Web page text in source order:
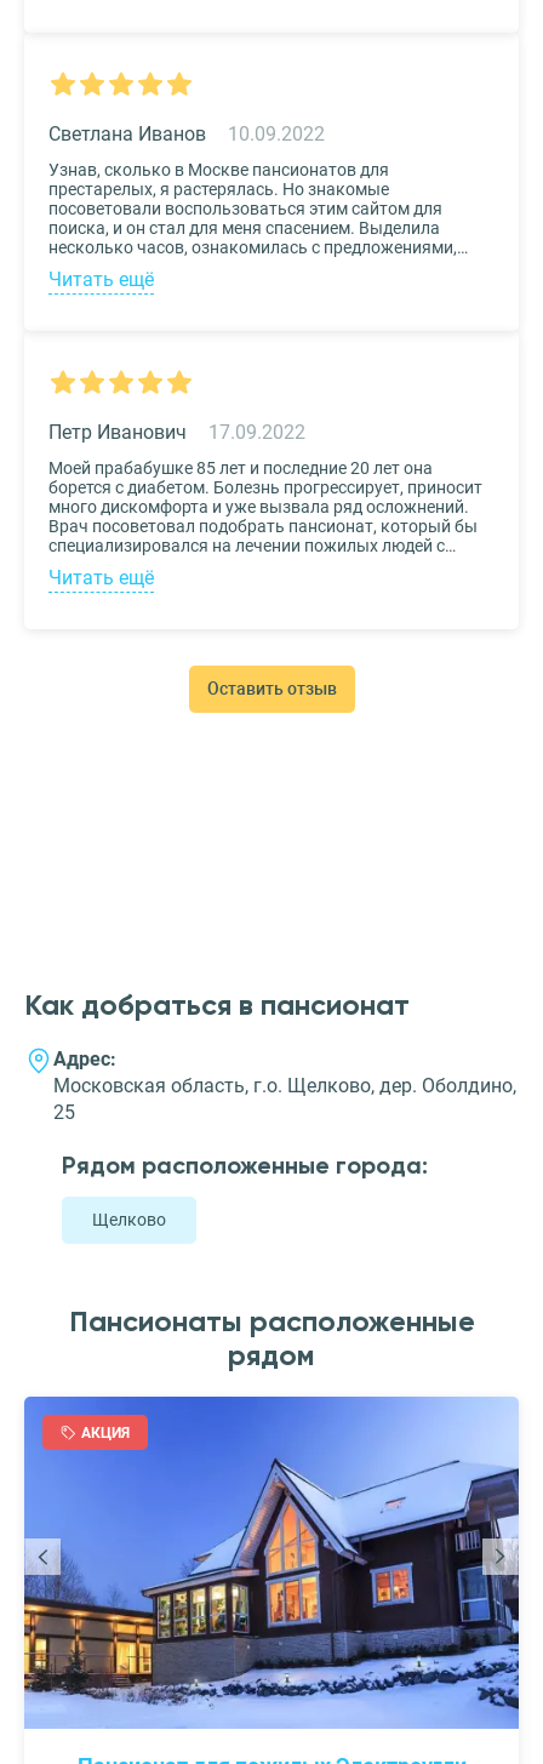
10.09.2022
Светлана Иванов
Узнав, сколько в Москве пансионатов для
престарелых, я растерялась. Но знакомые
посоветовали воспользоваться этим сайтом для
поиска, и он стал для меня спасением. Выделила
несколько часов, ознакомилась с предложениями,
доступными мне по цене и месту расположения и
выбрала два варианта. Связалась с администрацией
Читать ещё
17.09.2022
Петр Иванович
Моей прабабушке 85 лет и последние 20 лет она
борется с диабетом. Болезнь прогрессирует, приносит
много дискомфорта и уже вызвала ряд осложнений.
Врач посоветовал подобрать пансионат, который бы
специализировался на лечении пожилых людей с
диабетом. К выбору заведения подошли со всей
серьезностью, важно было, чтобы за прабабушкой
окружили заботой. Таким заведением оказался
пансионат для пожилых Опека. Находится в Москве, в
соседнем районе, поэтому проведывать дорогого нам
Читать ещё
Оставить отзыв
Как добраться в пансионат
Адрес:
Московская область, г.о. Щелково, дер. Оболдино,
25
Рядом расположенные города:
Щелково
Пансионаты расположенные
рядом
АКЦИЯ